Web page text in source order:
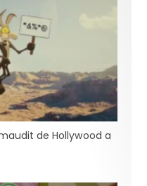
de Hollywood a